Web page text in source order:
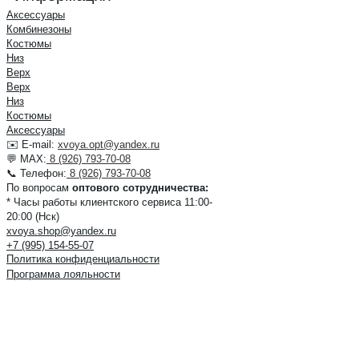
Аксессуары
Комбинезоны
Костюмы
Низ
Верх
Верх
Низ
Костюмы
Аксессуары
✉️ E-mail: xvoya.opt@yandex.ru
💬 MAX: 8 (926) 793-70-08
📞 Телефон: 8 (926) 793-70-08
По вопросам оптового сотрудничества:
* Часы работы клиентского сервиса 11:00-
20:00 (Нск)
xvoya.shop@yandex.ru
+7 (995) 154-55-07
Политика конфиденциальности
Программа лояльности